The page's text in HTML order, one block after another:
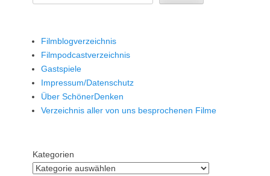
Filmblogverzeichnis
Filmpodcastverzeichnis
Gastspiele
Impressum/Datenschutz
Über SchönerDenken
Verzeichnis aller von uns besprochenen Filme
Kategorien